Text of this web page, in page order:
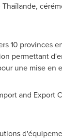
10 provinces
permettant
une mise en
and Export